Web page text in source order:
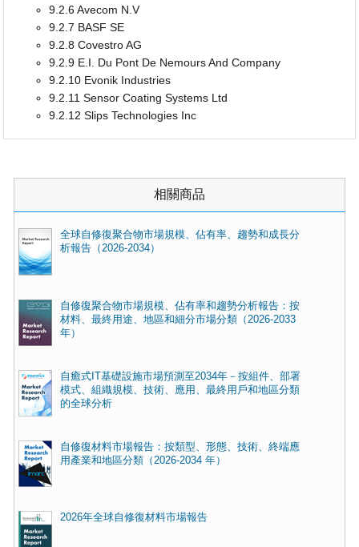
9.2.6 Avecom N.V
9.2.7 BASF SE
9.2.8 Covestro AG
9.2.9 E.I. Du Pont De Nemours And Company
9.2.10 Evonik Industries
9.2.11 Sensor Coating Systems Ltd
9.2.12 Slips Technologies Inc
相關商品
全球自修復聚合物市場規模、佔有率、趨勢和成長分
析報告（2026-2034）
自修復聚合物市場規模、佔有率和趨勢分析報告：按
材料、最終用途、地區和細分市場分類（2026-2033
年）
自癒式IT基礎設施市場預測至2034年－按組件、部署
模式、組織規模、技術、應用、最終用戶和地區分類
的全球分析
自修復材料市場報告：按類型、形態、技術、終端應
用產業和地區分類（2026-2034 年）
2026年全球自修復材料市場報告